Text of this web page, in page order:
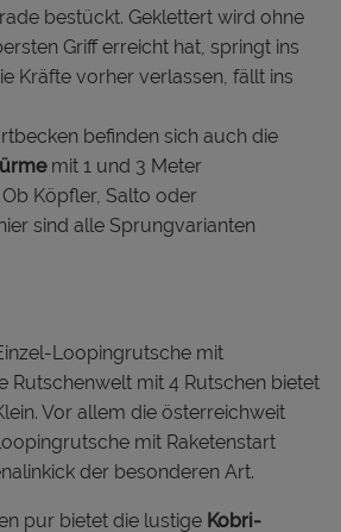
bestückt. Geklettert wird ohne
Griff erreicht hat, springt ins
Kräfte vorher verlassen, fällt ins
befinden sich auch die
mit 1 und 3 Meter
Köpfler, Salto oder
sind alle Sprungvarianten
Loopingrutsche mit
Rutschenwelt mit 4 Rutschen bietet
Vor allem die österreichweit
mit Raketenstart
der besonderen Art.
pur bietet die lustige Kobri-